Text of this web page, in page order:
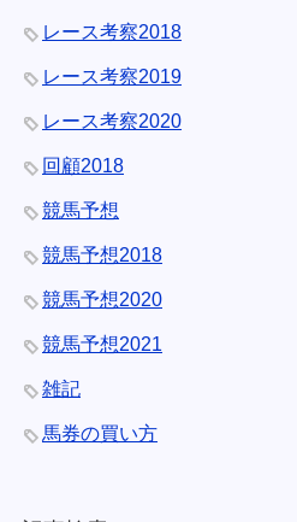
レース考察2018
レース考察2019
レース考察2020
回顧2018
競馬予想
競馬予想2018
競馬予想2020
競馬予想2021
雑記
馬券の買い方